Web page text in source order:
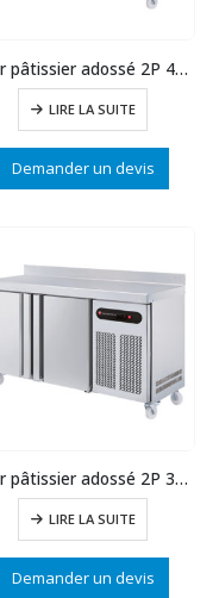
Tour pâtissier adossé 2P 404 L prof.800 statique
LIRE LA SUITE
Demander un devis
Tour pâtissier adossé 2P 375 L prof.800
LIRE LA SUITE
Demander un devis